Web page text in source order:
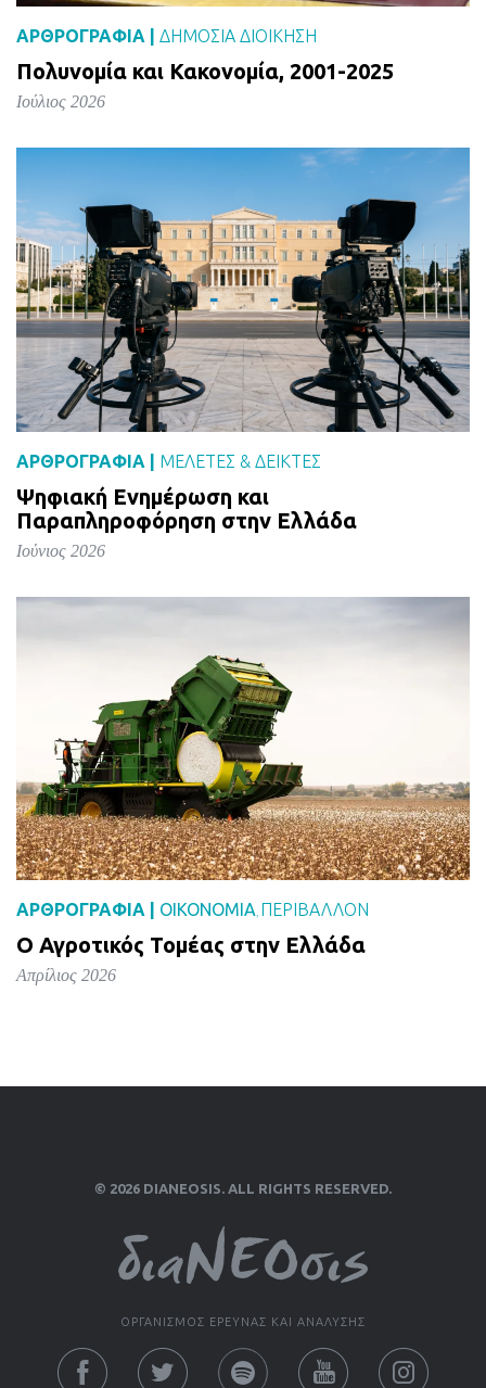
ΑΡΘΡΟΓΡΑΦΙΑ | ΔΗΜΌΣΙΑ ΔΙΟΊΚΗΣΗ
Πολυνομία και Κακονομία, 2001-2025
Ιούλιος 2026
ΑΡΘΡΟΓΡΑΦΙΑ | ΜΕΛΈΤΕΣ & ΔΕΙΚΤΕΣ
Ψηφιακή Ενημέρωση και
Παραπληροφόρηση στην Ελλάδα
Ιούνιος 2026
ΑΡΘΡΟΓΡΑΦΙΑ | ΟΙΚΟΝΟΜΙΑ ΠΕΡΙΒΑΛΛΟΝ
Ο Αγροτικός Τομέας στην Ελλάδα
Απρίλιος 2026
© 2026 DIANEOSIS. ALL RIGHTS RESERVED.
ΟΡΓΑΝΙΣΜΟΣ ΕΡΕΥΝΑΣ ΚΑΙ ΑΝΑΛΥΣΗΣ